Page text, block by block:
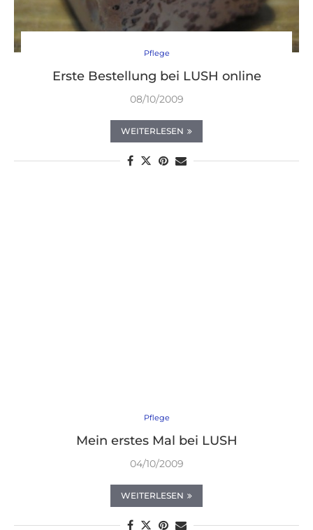
Pflege
Erste Bestellung bei LUSH online
08/10/2009
WEITERLESEN
Pflege
Mein erstes Mal bei LUSH
04/10/2009
WEITERLESEN